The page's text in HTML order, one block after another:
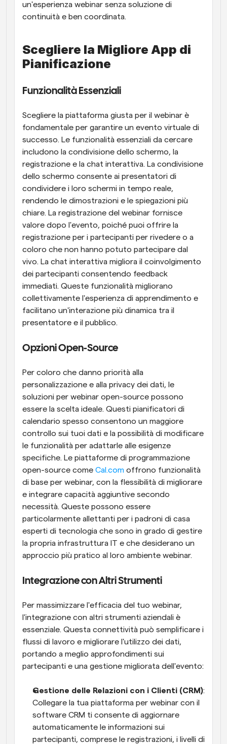
un'esperienza webinar senza soluzione di
continuità e ben coordinata.
Scegliere la Migliore App di
Pianificazione
Funzionalità Essenziali
Scegliere la piattaforma giusta per il webinar è
fondamentale per garantire un evento virtuale di
successo. Le funzionalità essenziali da cercare
includono la condivisione dello schermo, la
registrazione e la chat interattiva. La condivisione
dello schermo consente ai presentatori di
condividere i loro schermi in tempo reale,
rendendo le dimostrazioni e le spiegazioni più
chiare. La registrazione del webinar fornisce
valore dopo l'evento, poiché puoi offrire la
registrazione per i partecipanti per rivedere o a
coloro che non hanno potuto partecipare dal
vivo. La chat interattiva migliora il coinvolgimento
dei partecipanti consentendo feedback
immediati. Queste funzionalità migliorano
collettivamente l'esperienza di apprendimento e
facilitano un'interazione più dinamica tra il
presentatore e il pubblico.
Opzioni Open-Source
Per coloro che danno priorità alla
personalizzazione e alla privacy dei dati, le
soluzioni per webinar open-source possono
essere la scelta ideale. Questi pianificatori di
calendario spesso consentono un maggiore
controllo sui tuoi dati e la possibilità di modificare
le funzionalità per adattarle alle esigenze
specifiche. Le piattaforme di programmazione
open-source come Cal.com offrono funzionalità
di base per webinar, con la flessibilità di migliorare
e integrare capacità aggiuntive secondo
necessità. Queste possono essere
particolarmente allettanti per i padroni di casa
esperti di tecnologia che sono in grado di gestire
la propria infrastruttura IT e che desiderano un
approccio più pratico al loro ambiente webinar.
Integrazione con Altri Strumenti
Per massimizzare l'efficacia del tuo webinar,
l'integrazione con altri strumenti aziendali è
essenziale. Questa connettività può semplificare i
flussi di lavoro e migliorare l'utilizzo dei dati,
portando a meglio approfondimenti sui
partecipanti e una gestione migliorata dell'evento:
Gestione delle Relazioni con i Clienti (CRM):
Collegare la tua piattaforma per webinar con il
software CRM ti consente di aggiornare
automaticamente le informazioni sui
partecipanti, comprese le registrazioni, i livelli di